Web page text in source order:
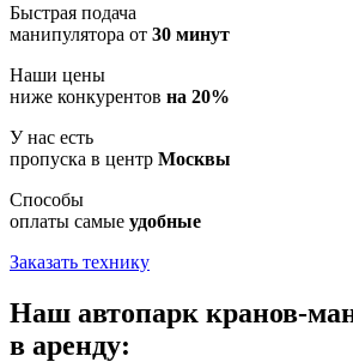
Быстрая подача
манипулятора от 30 минут
Наши цены
ниже конкурентов на 20%
У нас есть
пропуска в центр Москвы
Способы
оплаты самые удобные
Заказать технику
Наш автопарк кранов-
в аренду: